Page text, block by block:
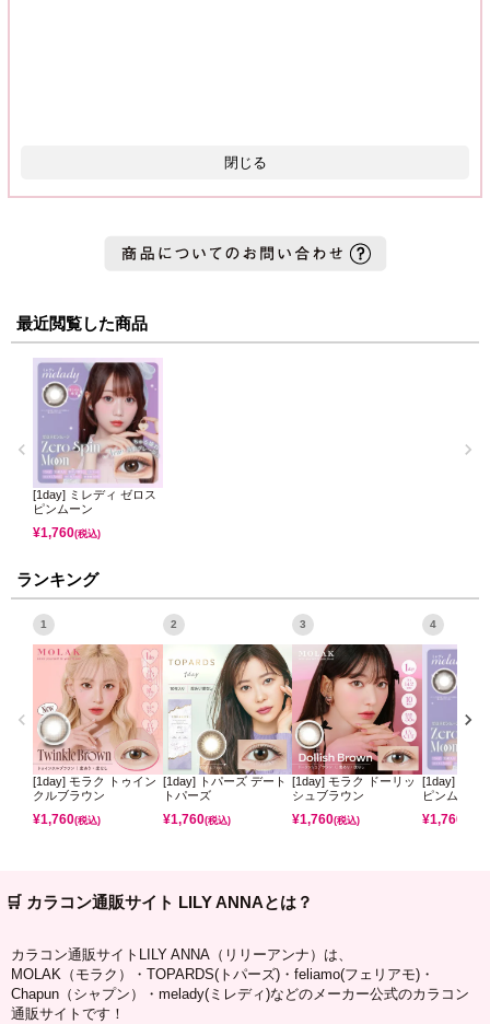
閉じる
最近閲覧した商品
[1day] ミレディ ゼロス
ピンムーン
¥1,760(税込)
ランキング
1
[1day] モラク トゥイン
クルブラウン
¥1,760(税込)
2
[1day] トパーズ デート
トパーズ
¥1,760(税込)
3
[1day] モラク ドーリッ
シュブラウン
¥1,760(税込)
4
[1day] ミレ
ピンムーン
¥1,760
🛒 カラコン通販サイト LILY ANNAとは？
カラコン通販サイトLILY ANNA（リリーアンナ）は、
MOLAK（モラク）・TOPARDS(トパーズ)・feliamo(フェリアモ)・
Chapun（シャプン）・melady(ミレディ)などのメーカー公式のカラコン
通販サイトです！